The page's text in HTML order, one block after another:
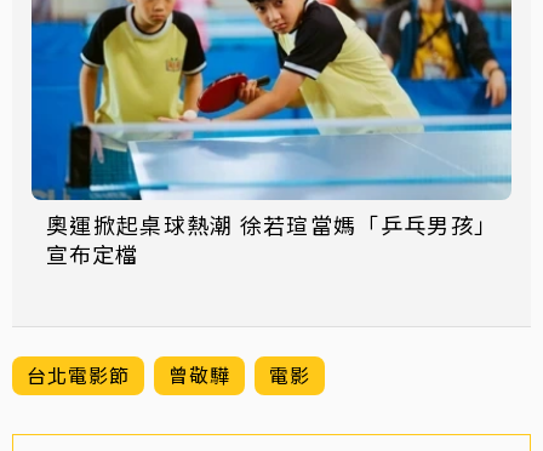
奧運掀起桌球熱潮 徐若瑄當媽「乒乓男孩」
宣布定檔
台北電影節 曾敬驊 電影